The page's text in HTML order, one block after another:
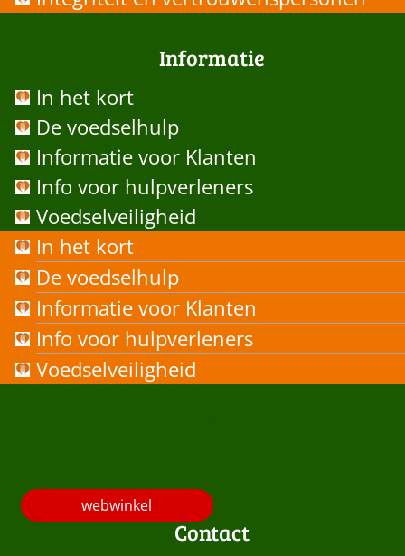
Informatie
In het kort
De voedselhulp
Informatie voor Klanten
Info voor hulpverleners
Voedselveiligheid
In het kort
De voedselhulp
Informatie voor Klanten
Info voor hulpverleners
Voedselveiligheid
webwinkel
Contact